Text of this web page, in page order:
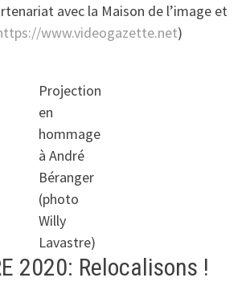
avec la Maison de l’image et
www.videogazette.net)
Projection
en
hommage
à André
Béranger
(photo
Willy
Lavastre)
2020: Relocalisons !